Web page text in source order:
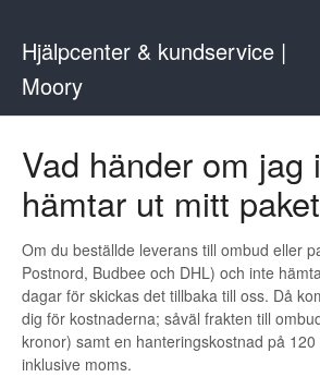
Hjälpcenter & kundservice |
Moory
Vad händer om jag
hämtar ut mitt
Om du beställde leverans till ombud eller
Postnord, Budbee och DHL) och inte
dagar för skickas det tillbaka till oss. Då
dig för kostnaderna; såväl frakten till
kronor) samt en hanteringskostnad på
inklusive moms.